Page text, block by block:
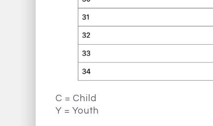
C = Child
Y = Youth